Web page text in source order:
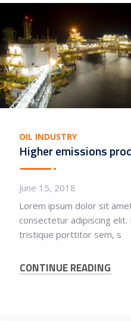
OIL INDUSTRY
Higher emissions
June 15, 2018
Lorem ipsum dolor sit
consectetur adipiscing elit.
tristique porttitor sem, s
CONTINUE READING